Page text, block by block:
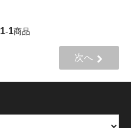
1-1商品
次へ